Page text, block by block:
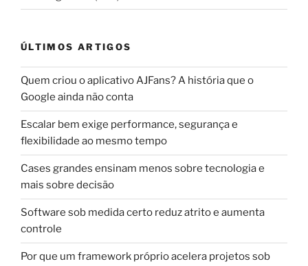
ÚLTIMOS ARTIGOS
Quem criou o aplicativo AJFans? A história que o
Google ainda não conta
Escalar bem exige performance, segurança e
flexibilidade ao mesmo tempo
Cases grandes ensinam menos sobre tecnologia e
mais sobre decisão
Software sob medida certo reduz atrito e aumenta
controle
Por que um framework próprio acelera projetos sob